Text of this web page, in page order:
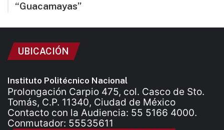
“Guacamayas”
UBICACIÓN
Instituto Politécnico Nacional
Prolongación Carpio 475, col. Casco de Sto.
Tomás, C.P. 11340, Ciudad de México
Contacto con la Audiencia: 55 5166 4000.
Conmutador: 55535611